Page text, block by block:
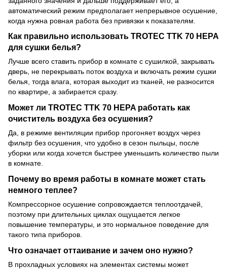
автоматический режим предполагает непрерывное осушение,
когда нужна ровная работа без привязки к показателям.
Как правильно использовать TROTEC TTK 70 HEPA
для сушки белья?
Лучше всего ставить прибор в комнате с сушилкой, закрывать
дверь, не перекрывать поток воздуха и включать режим сушки
белья, тогда влага, которая выходит из тканей, не разносится
по квартире, а забирается сразу.
Может ли TROTEC TTK 70 HEPA работать как
очиститель воздуха без осушения?
Да, в режиме вентиляции прибор прогоняет воздух через
фильтр без осушения, что удобно в сезон пыльцы, после
уборки или когда хочется быстрее уменьшить количество пыли
в комнате.
Почему во время работы в комнате может стать
немного теплее?
Компрессорное осушение сопровождается теплоотдачей,
поэтому при длительных циклах ощущается легкое
повышение температуры, и это нормальное поведение для
такого типа приборов.
Что означает оттаивание и зачем оно нужно?
В прохладных условиях на элементах системы может